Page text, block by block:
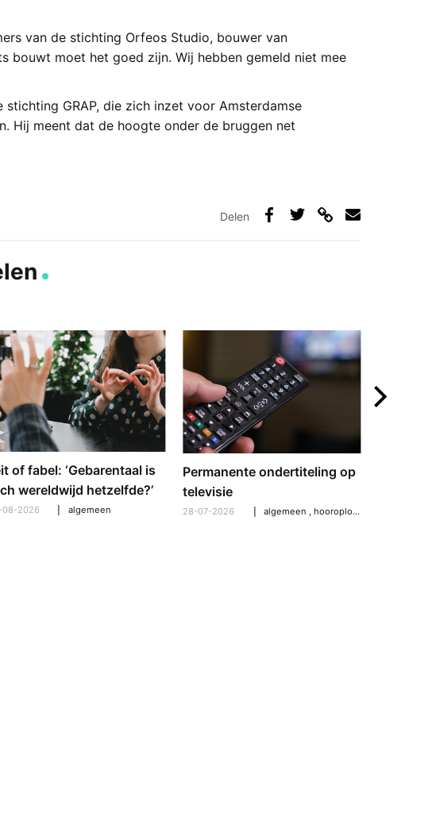
van de stichting Orfeos Studio, bouwer van
bouwt moet het goed zijn. Wij hebben gemeld niet mee
GRAP, die zich inzet voor Amsterdamse
Hij meent dat de hoogte onder de bruggen net
Delen
of fabel: ‘Gebarentaal is
wereldwijd hetzelfde?’
08-2026 algemeen
Permanente ondertiteling op
televisie
28-07-2026 algemeen ,hooroplossingen